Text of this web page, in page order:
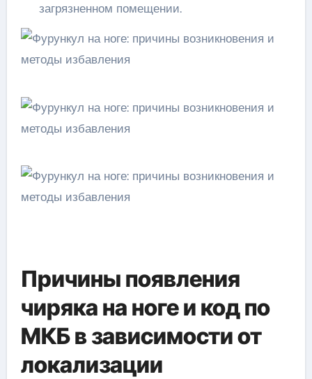
загрязненном помещении.
Причины появления
чиряка на ноге и код по
МКБ в зависимости от
локализации